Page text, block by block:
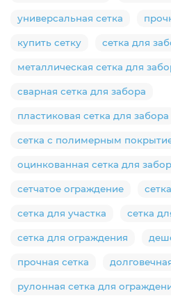
универсальная сетка
купить сетку сетка для
металлическая сетка для
сварная сетка для забора
пластиковая сетка для забора
сетка с полимерным
оцинкованная сетка для
сетчатое ограждение
сетка для участка сетка
сетка для ограждения
прочная сетка
рулонная сетка для